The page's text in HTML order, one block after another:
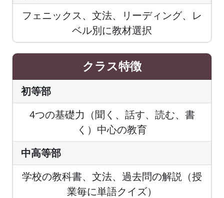
フェニックス、文法、リーディング、レ
ベル別に教材選択
クラス特徴
初等部
4つの基礎力（聞く、話す、読む、書
く）中心の教育
中高等部
学校の教科書、文法、過去問の解説（授
業毎に単語クイズ）